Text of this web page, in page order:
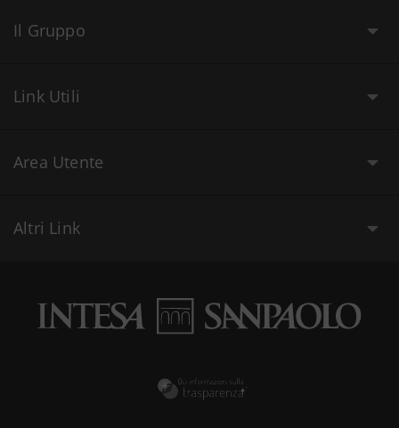
Il Gruppo
Link Utili
Area Utente
Altri Link